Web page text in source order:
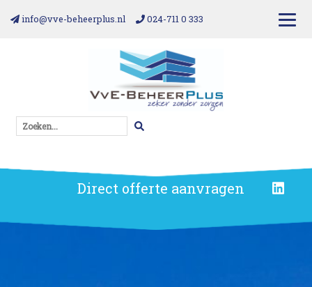
info@vve-beheerplus.nl 024-711 0 333
Zoeken...
Direct offerte aanvragen